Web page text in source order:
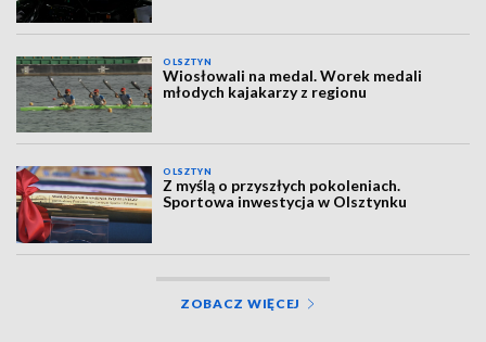
OLSZTYN
Wiosłowali na medal. Worek medali
młodych kajakarzy z regionu
OLSZTYN
Z myślą o przyszłych pokoleniach.
Sportowa inwestycja w Olsztynku
ZOBACZ WIĘCEJ